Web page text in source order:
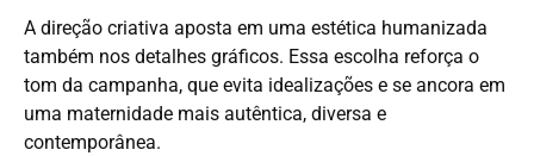
A direção criativa aposta em uma estética humanizada
também nos detalhes gráficos. Essa escolha reforça o
tom da campanha, que evita idealizações e se ancora em
uma maternidade mais autêntica, diversa e
contemporânea.